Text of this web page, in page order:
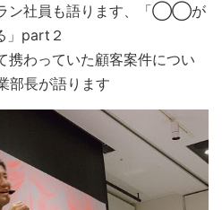
ン社員も語ります、「◯◯が
」part２
携わっていた顧客案件につい
部長が語ります